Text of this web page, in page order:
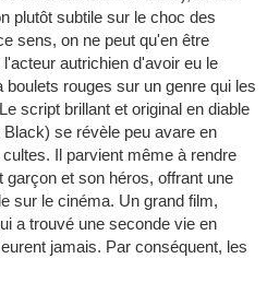
plutôt subtile sur le choc des
sens, on ne peut qu'en être
autrichien d'avoir eu le
rouges sur un genre qui les
script brillant et original en diable
se révèle peu avare en
Il parvient même à rendre
et son héros, offrant une
sur le cinéma. Un grand film,
a trouvé une seconde vie en
jamais. Par conséquent, les